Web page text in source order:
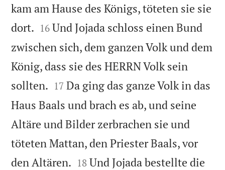
kam am Hause des Königs, töteten sie sie
dort. 

16 Und Jojada schloss einen Bund
zwischen sich, dem ganzen Volk und dem
König, dass sie des HERRN Volk sein
sollten. 

17 Da ging das ganze Volk in das
Haus Baals und brach es ab, und seine
Altäre und Bilder zerbrachen sie und
töteten Mattan, den Priester Baals, vor
den Altären. 

18 Und Jojada bestellte die